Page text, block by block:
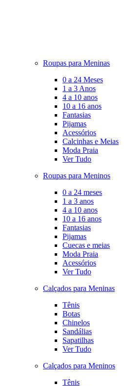
Roupas para Meninas
0 a 24 Meses
1 a 3 Anos
4 a 10 anos
10 a 16 anos
Fantasias
Pijamas
Acessórios
Calcinhas e Meias
Moda Praia
Ver Tudo
Roupas para Meninos
0 a 24 meses
1 a 3 anos
4 a 10 anos
10 a 16 anos
Fantasias
Pijamas
Cuecas e meias
Moda Praia
Acessórios
Ver Tudo
Calçados para Meninas
Tênis
Botas
Chinelos
Sandálias
Sapatilhas
Ver Tudo
Calçados para Meninos
Tênis